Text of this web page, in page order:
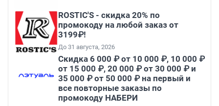
ROSTIC'S - скидка 20% по
промокоду на любой заказ от
3199₽!
До 31 августа, 2026
Скидка 6 000 ₽ от 10 000 ₽, 10 000 ₽
от 15 000 ₽, 20 000 ₽ от 30 000 ₽ и
35 000 ₽ от 50 000 ₽ на первый и
все повторные заказы по
промокоду НАБЕРИ